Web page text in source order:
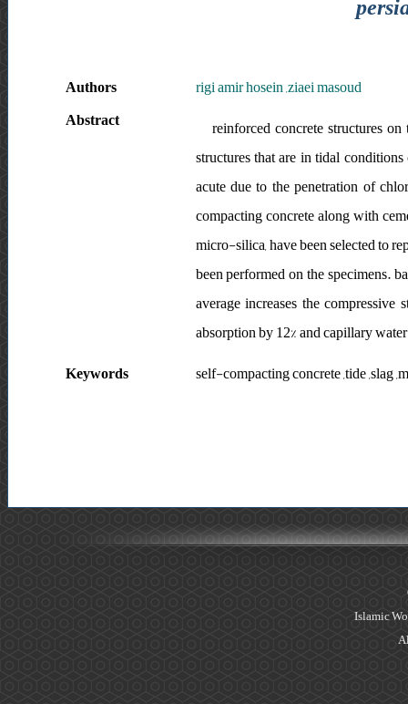
Authors
rigi amir hosein ,ziaei masoud
Abstract
reinforced concrete structures
structures that are in tidal
acute due to the penetration of
compacting concrete along with
micro-silica, have been selected to
been performed on the specimens.
average increases the
absorption by 12% and capillary
Keywords
self-compacting concrete ,tide ,slag
Islamic